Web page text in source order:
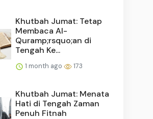
Khutbah Jumat: Tetap
Membaca Al-
Quramp;rsquo;an di
Tengah Ke...
1 month ago 173
Khutbah Jumat: Menata
Hati di Tengah Zaman
Penuh Fitnah